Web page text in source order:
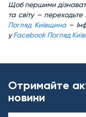
Щоб першими
та світу –
Погляд Київщина–
уFacebook Погляд
Отримайте
новини